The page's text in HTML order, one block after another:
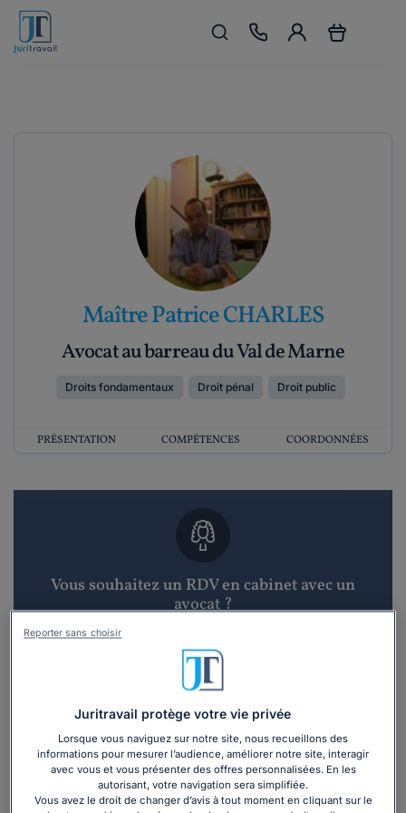
Maître Patrice CHARLES
Avocat au barreau du Val de Marne
Droits fondamentaux Droit pénal Droit public
PRÉSENTATION COMPÉTENCES COORDONNÉES
Vous souhaitez un RDV en cabinet avec un
avocat ?
Recevoir des devis d'avocats
3 devis en 48h
Juritravail protège votre vie privée
Lorsque vous naviguez sur notre site, nous recueillons des
informations pour mesurer l’audience, améliorer notre site, interagir
avec vous et vous présenter des offres personnalisées. En les
autorisant, votre navigation sera simplifiée.
Vous avez le droit de changer d’avis à tout moment en cliquant sur le
Reporter sans choisir